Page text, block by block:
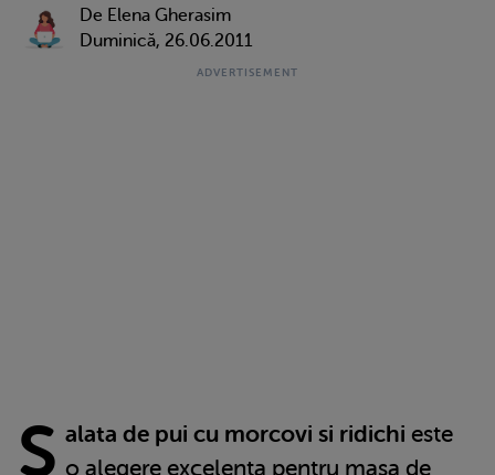
De Elena Gherasim
Duminică, 26.06.2011
S alata de pui cu morcovi si ridichi este
o alegere excelenta pentru masa de